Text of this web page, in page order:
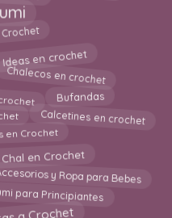
Ideas en crochet
Chalecos en crochet
Bufandas
Calcetines en crochet
en Crochet
Chal en Crochet
y Ropa para Bebes
para Principiantes